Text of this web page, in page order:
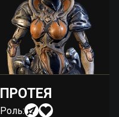
ПРОТЕЯ
Роль: